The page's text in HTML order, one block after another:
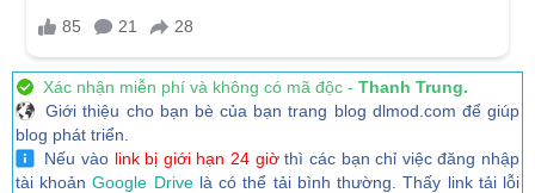
Xác nhận miễn phí và không có mã độc - Thanh Trung.
Giới thiệu cho bạn bè của bạn trang blog dlmod.com để giúp
blog phát triển.
Nếu vào link bị giới hạn 24 giờthì các bạn chỉ việc đăng nhập
tài khoảnGoogle Drivelà có thể tải bình thường. Thấy link tải lỗi